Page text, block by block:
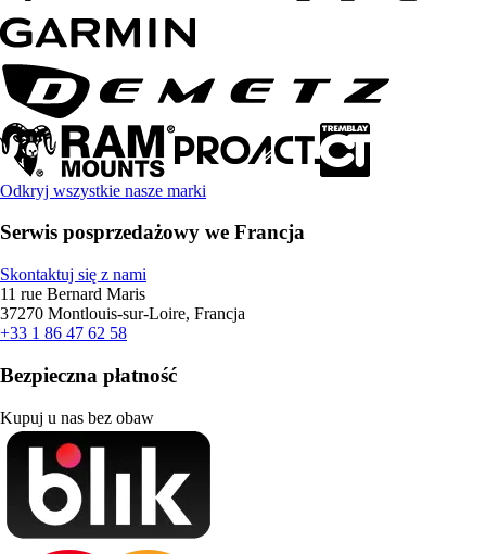
Odkryj wszystkie nasze marki
Serwis posprzedażowy we Francja
Skontaktuj się z nami
11 rue Bernard Maris
37270 Montlouis-sur-Loire, Francja
+33 1 86 47 62 58
Bezpieczna płatność
Kupuj u nas bez obaw